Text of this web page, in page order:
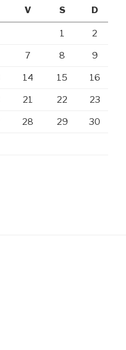
V S D
1 2
7 8 9
14 15 16
21 22 23
28 29 30